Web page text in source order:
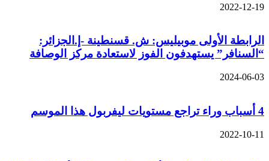
2022-12-19
الرابطة الأولى موبيليس: ش. قسنطينة -إ.الجزائر:
“السنافر” يستهدفون الفوز لاستعادة مركز الوصافة
2024-06-03
4 أسباب وراء تراجع مستويات ليفربول هذا الموسم
2022-10-11